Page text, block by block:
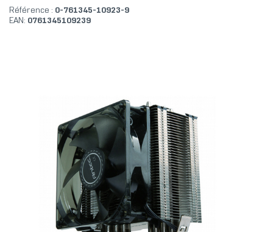
Référence : 0-761345-10923-9
EAN: 0761345109239